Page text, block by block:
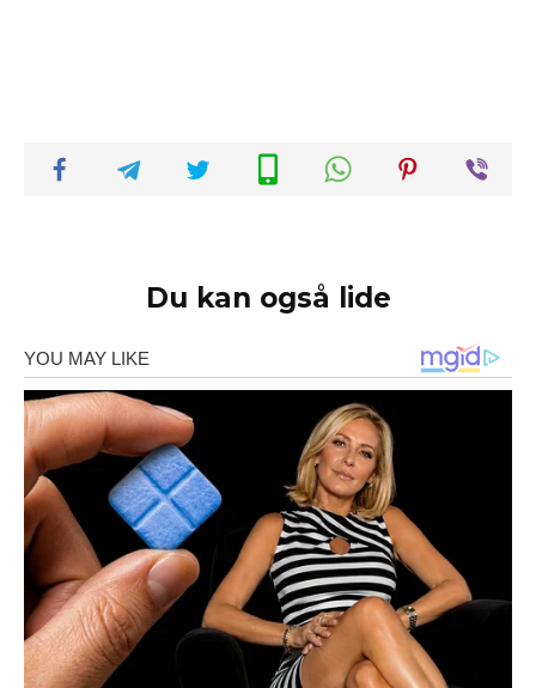
Du kan også lide